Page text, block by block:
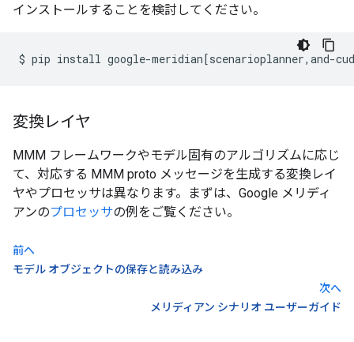
インストールすることを検討してください。
$ pip install google-meridian[scenarioplanner,and-
変換レイヤ
MMM フレームワークやモデル固有のアルゴリズムに応じ
て、対応する MMM proto メッセージを生成する変換レイ
ヤやプロセッサは異なります。まずは、Google メリディ
アンのプロセッサの例をご覧ください。
前へ
モデル オブジェクトの保存と読み込み
次へ
メリディアン シナリオ ユーザーガイド